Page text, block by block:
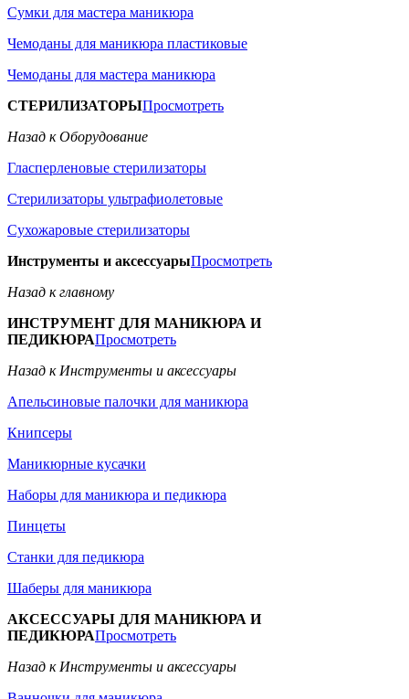
Сумки для мастера маникюра
Чемоданы для маникюра пластиковые
Чемоданы для мастера маникюра
СТЕРИЛИЗАТОРЫПросмотреть
Назад к Оборудование
Гласперленовые стерилизаторы
Стерилизаторы ультрафиолетовые
Сухожаровые стерилизаторы
Инструменты и аксессуарыПросмотреть
Назад к главному
ИНСТРУМЕНТ ДЛЯ МАНИКЮРА И
ПЕДИКЮРАПросмотреть
Назад к Инструменты и аксессуары
Апельсиновые палочки для маникюра
Книпсеры
Маникюрные кусачки
Наборы для маникюра и педикюра
Пинцеты
Станки для педикюра
Шаберы для маникюра
АКСЕССУАРЫ ДЛЯ МАНИКЮРА И
ПЕДИКЮРАПросмотреть
Назад к Инструменты и аксессуары